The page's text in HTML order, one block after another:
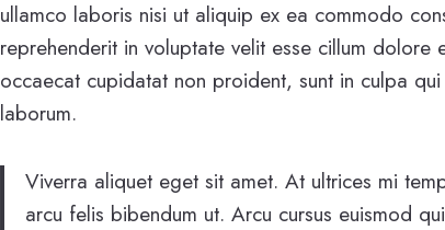
ullamco laboris nisi ut aliquip ex ea commodo
reprehenderit in voluptate velit esse cillum dolore
occaecat cupidatat non proident, sunt in culpa
laborum.
Viverra aliquet eget sit amet. At ultrices mi
arcu felis bibendum ut. Arcu cursus euismod